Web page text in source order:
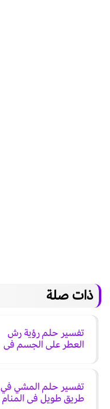
ذات صلة
تفسير حلم رؤية رش
العطر على الجسم في
تفسير حلم المشي في
طريق طويل في المنام